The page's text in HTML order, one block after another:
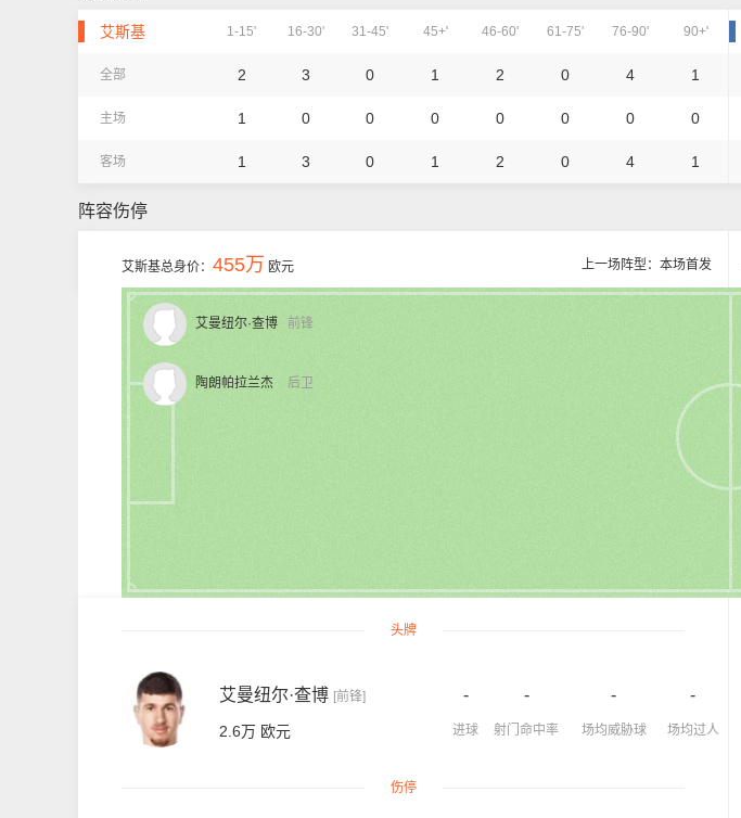
艾斯基 1-15' 16-30' 31-45' 45+' 46-60' 61-75' 76-90' 90+'
全部 2 3 0 1 2 0 4 1
主场 1 0 0 0 0 0 0 0
客场 1 3 0 1 2 0 4 1
阵容伤停
上一场阵型：本场首发
艾斯基总身价： 455万 欧元
前锋
艾曼纽尔·查博
后卫
陶朗帕拉兰杰
头牌
艾曼纽尔·查博 [前锋]
2.6万 欧元
-
进球
-
射门命中率
-
场均威胁球
-
场均过人
伤停